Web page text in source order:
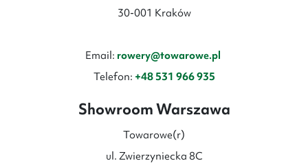
30-001 Kraków
Email: rowery@towarowe.pl
Telefon: +48 531 966 935
Showroom Warszawa
Towarowe(r)
ul. Zwierzyniecka 8C